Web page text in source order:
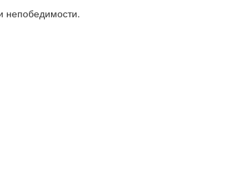
непобедимости.